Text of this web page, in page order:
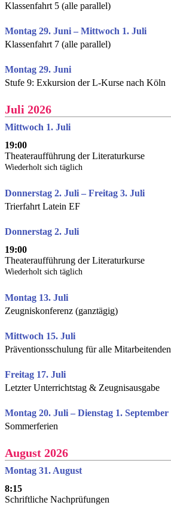
Klassenfahrt 5 (alle parallel)
Montag 29. Juni – Mittwoch 1. Juli
Klassenfahrt 7 (alle parallel)
Montag 29. Juni
Stufe 9: Exkursion der L-Kurse nach Köln
Juli 2026
Mittwoch 1. Juli
19:00
Theateraufführung der Literaturkurse
Wiederholt sich täglich
Donnerstag 2. Juli – Freitag 3. Juli
Trierfahrt Latein EF
Donnerstag 2. Juli
19:00
Theateraufführung der Literaturkurse
Wiederholt sich täglich
Montag 13. Juli
Zeugniskonferenz (ganztägig)
Mittwoch 15. Juli
Präventionsschulung für alle Mitarbeitenden
Freitag 17. Juli
Letzter Unterrichtstag & Zeugnisausgabe
Montag 20. Juli – Dienstag 1. September
Sommerferien
August 2026
Montag 31. August
8:15
Schriftliche Nachprüfungen